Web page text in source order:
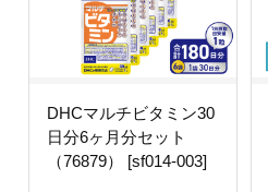
DHCマルチビタミン30
日分6ヶ月分セット
（76879） [sf014-003]